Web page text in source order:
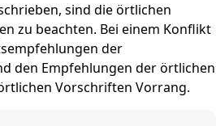
sind die örtlichen
zu beachten. Bei einem Konflikt
der
den Empfehlungen der örtlichen
Vorschriften Vorrang.